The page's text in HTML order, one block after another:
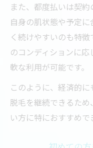
また、都度払いは契
自身の肌状態や予定
く続けやすいのも特
のコンディションに
軟な利用が可能です。
このように、経済的に
脱毛を継続できるた
い方に特におすすめで